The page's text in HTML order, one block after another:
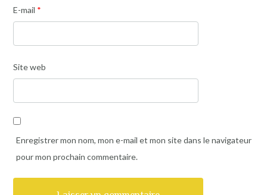
E-mail *
Site web
Enregistrer mon nom, mon e-mail et mon site dans le navigateur
pour mon prochain commentaire.